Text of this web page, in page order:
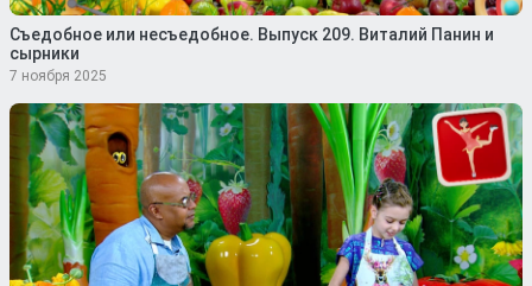
Съедобное или несъедобное. Выпуск 209. Виталий Панин и
сырники
7 ноября 2025